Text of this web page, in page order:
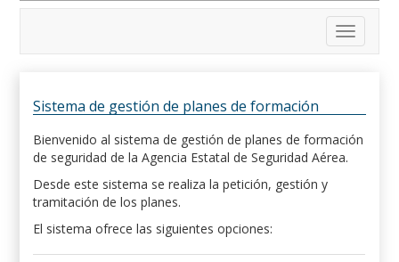
Sistema de gestión de planes de formación
Bienvenido al sistema de gestión de planes de formación
de seguridad de la Agencia Estatal de Seguridad Aérea.
Desde este sistema se realiza la petición, gestión y
tramitación de los planes.
El sistema ofrece las siguientes opciones: